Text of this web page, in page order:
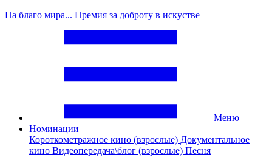
На благо мира... Премия за доброту в искустве
Меню
Номинации
Короткометражное кино (взрослые) Документальное
кино Видеопередача\блог (взрослые) Песня